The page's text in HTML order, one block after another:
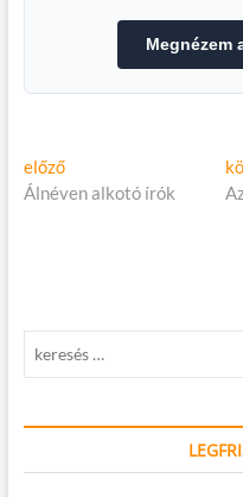
Megnézem
Bejegyzés
navigáció
előzőElőző
cikk:
Álnéven alkotó írók